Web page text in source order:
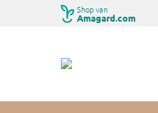
Shop van
Amagard.com